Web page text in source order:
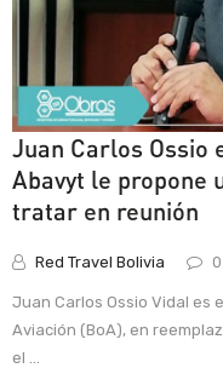
Juan Carlos Ossio
Abavyt le propone
tratar en reunión
Red Travel Bolivia
Juan Carlos Ossio Vidal es
Aviación (BoA), en
el ...